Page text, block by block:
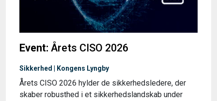
Event: Årets CISO 2026
Sikkerhed | Kongens Lyngby
Årets CISO 2026 hylder de sikkerhedsledere, der
skaber robusthed i et sikkerhedslandskab under